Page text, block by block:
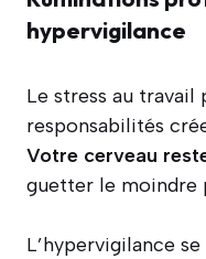
hypervigilance
Le stress au travail
responsabilités
Votre cerveau
guetter le moindre
L’hypervigilance